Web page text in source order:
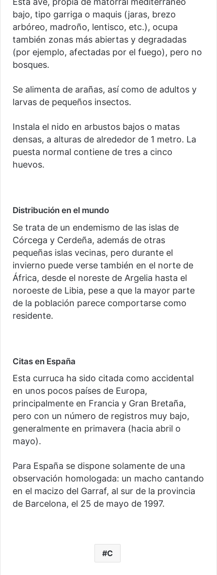
bajo, tipo garriga o maquis (jaras, brezo
arbóreo, madroño, lentisco, etc.), ocupa
también zonas más abiertas y degradadas
(por ejemplo, afectadas por el fuego), pero no
bosques.
Se alimenta de arañas, así como de adultos y
larvas de pequeños insectos.
Instala el nido en arbustos bajos o matas
densas, a alturas de alrededor de 1 metro. La
puesta normal contiene de tres a cinco
huevos.
Distribución en el mundo
Se trata de un endemismo de las islas de
Córcega y Cerdeña, además de otras
pequeñas islas vecinas, pero durante el
invierno puede verse también en el norte de
África, desde el noreste de Argelia hasta el
noroeste de Libia, pese a que la mayor parte
de la población parece comportarse como
residente.
Citas en España
Esta curruca ha sido citada como accidental
en unos pocos países de Europa,
principalmente en Francia y Gran Bretaña,
pero con un número de registros muy bajo,
generalmente en primavera (hacia abril o
mayo).
Para España se dispone solamente de una
observación homologada: un macho cantando
en el macizo del Garraf, al sur de la provincia
de Barcelona, el 25 de mayo de 1997.
C